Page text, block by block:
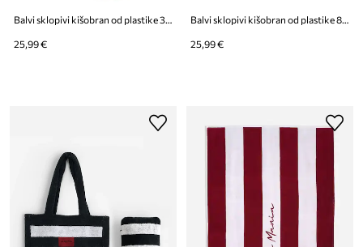
Balvi sklopivi kišobran od plastike 31 x 11,5 x 6 cm
25,99 €
Balvi sklopivi kišobran od plastike 80 x 11,5 x 4,5 cm
25,99 €